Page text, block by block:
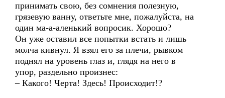
принимать свою, без сомнения полезную,
грязевую ванну, ответьте мне, пожалуйста, на
один ма-а-аленький вопросик. Хорошо?
Он уже оставил все попытки встать и лишь
молча кивнул. Я взял его за плечи, рывком
поднял на уровень глаз и, глядя на него в
упор, раздельно произнес:
– Какого! Черта! Здесь! Происходит!?